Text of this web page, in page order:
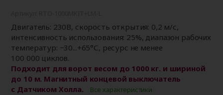
Двигатель: 230В, скорость открытия: 0,2 м/с,
интенсивность использования: 25%, диапазон рабочих
температур: −30...+65°С, ресурс не менее
100 000 циклов.
Подходит для ворот весом до 1000 кг. и шириной
до 10 м. Магнитный концевой выключатель
с Датчиком Холла.
Все характеристики